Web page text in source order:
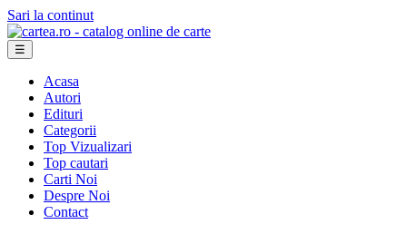
Sari la continut
☰
Acasa
Autori
Edituri
Categorii
Top Vizualizari
Top cautari
Carti Noi
Despre Noi
Contact